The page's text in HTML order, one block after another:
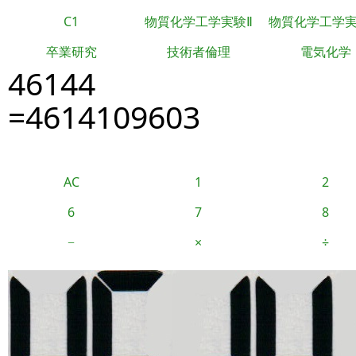
C1 物質化学工学実験Ⅱ
物質化学工学
卒業研究
技術者倫理 電気化学
46144
=4614109603
AC 1
2
6
7
8
−
× ÷